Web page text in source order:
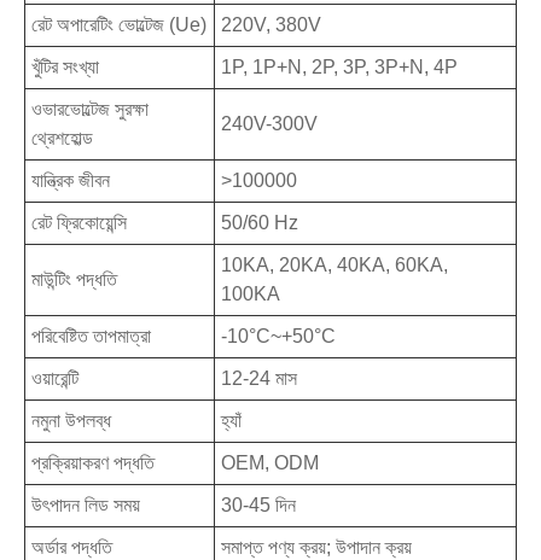
রেট অপারেটিং ভোল্টেজ (Ue) 220V, 380V
খুঁটির সংখ্যা 1P, 1P+N, 2P, 3P, 3P+N, 4P
ওভারভোল্টেজ সুরক্ষা
থ্রেশহোল্ড
240V-300V
যান্ত্রিক জীবন >100000
রেট ফ্রিকোয়েন্সি 50/60 Hz
মাউন্টিং পদ্ধতি
10KA, 20KA, 40KA, 60KA,
100KA
পরিবেষ্টিত তাপমাত্রা -10°C~+50°C
ওয়ারেন্টি 12-24 মাস
নমুনা উপলব্ধ হ্যাঁ
প্রক্রিয়াকরণ পদ্ধতি OEM, ODM
উৎপাদন লিড সময় 30-45 দিন
অর্ডার পদ্ধতি সমাপ্ত পণ্য ক্রয়; উপাদান ক্রয়